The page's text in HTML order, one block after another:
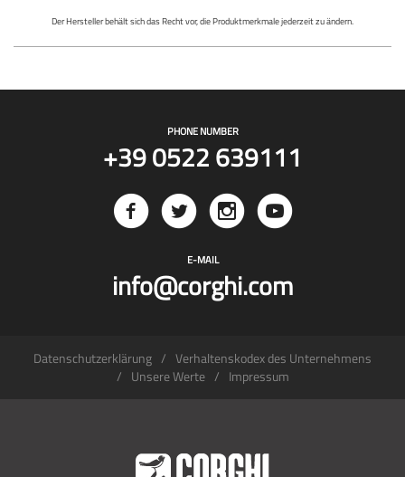
Der Hersteller behält sich das Recht vor, die Produktmerkmale jederzeit zu ändern.
PHONE NUMBER
+39 0522 639111
E-MAIL
info@corghi.com
Datenschutzerklärung
Verhaltenskodex des Unternehmens
Unsere Werte
Impressum